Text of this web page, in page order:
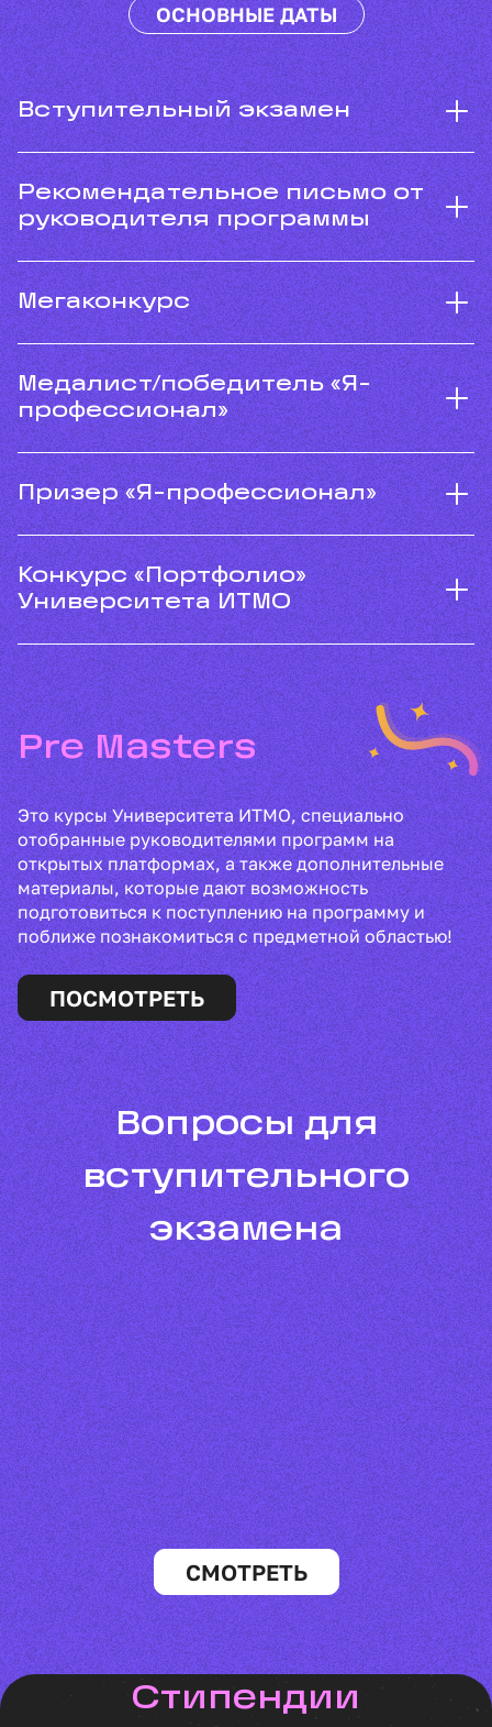
ОСНОВНЫЕ ДАТЫ
Вступительный экзамен
Рекомендательное письмо от
руководителя программы
Мегаконкурс
Медалист/победитель «Я-
профессионал»
Призер «Я-профессионал»
Конкурс «Портфолио»
Университета ИТМО
Pre Masters
Это курсы Университета ИТМО, специально
отобранные руководителями программ на
открытых платформах, а также дополнительные
материалы, которые дают возможность
подготовиться к поступлению на программу и
поближе познакомиться с предметной областью!
ПОСМОТРЕТЬ
Вопросы для
вступительного
экзамена
СМОТРЕТЬ
Стипендии